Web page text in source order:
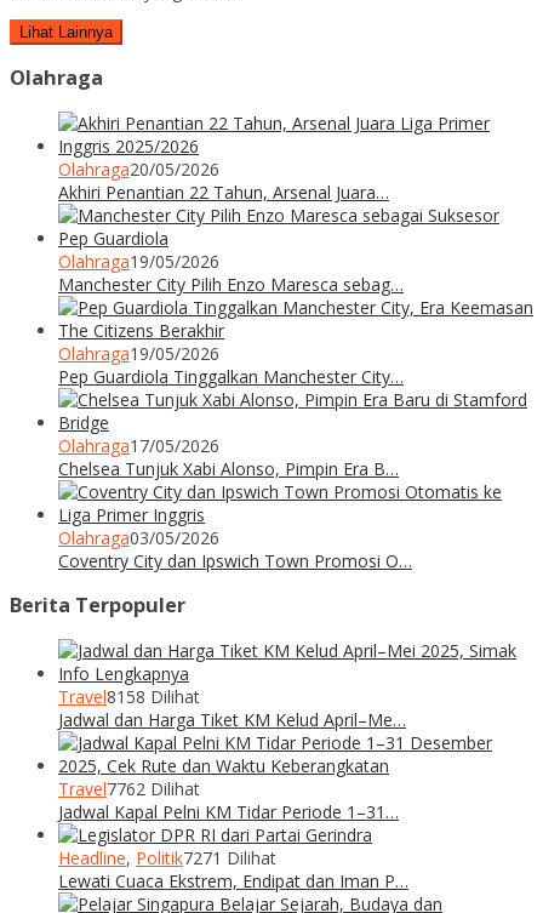
Lihat Lainnya
Olahraga
Olahraga20/05/2026
Akhiri Penantian 22 Tahun, Arsenal Juara…
Olahraga19/05/2026
Manchester City Pilih Enzo Maresca sebag…
Olahraga19/05/2026
Pep Guardiola Tinggalkan Manchester City…
Olahraga17/05/2026
Chelsea Tunjuk Xabi Alonso, Pimpin Era B…
Olahraga03/05/2026
Coventry City dan Ipswich Town Promosi O…
Berita Terpopuler
Travel8158 Dilihat
Jadwal dan Harga Tiket KM Kelud April–Me…
Travel7762 Dilihat
Jadwal Kapal Pelni KM Tidar Periode 1–31…
Headline, Politik7271 Dilihat
Lewati Cuaca Ekstrem, Endipat dan Iman P…